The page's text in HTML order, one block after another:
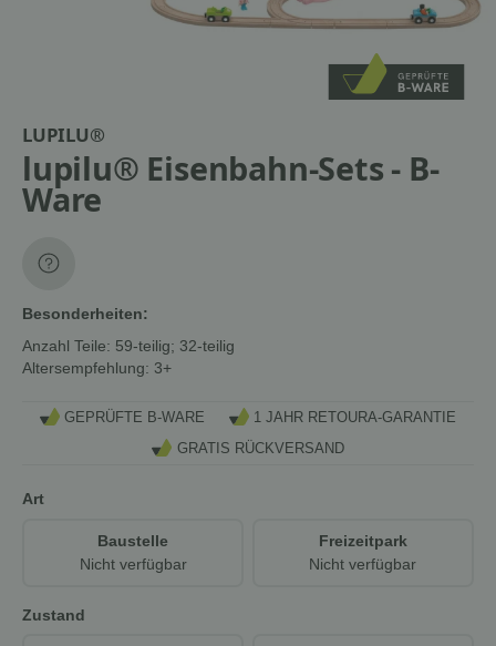
LUPILU®
lupilu® Eisenbahn-Sets - B-
Ware
Besonderheiten:
Anzahl Teile: 59-teilig; 32-teilig
Altersempfehlung: 3+
GEPRÜFTE B-WARE
1 JAHR RETOURA-GARANTIE
GRATIS RÜCKVERSAND
Art
Baustelle
Nicht verfügbar
Freizeitpark
Nicht verfügbar
Zustand